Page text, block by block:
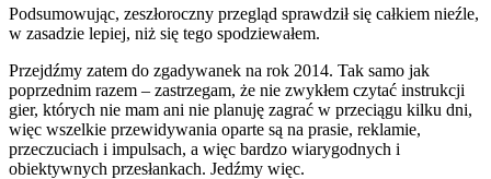
Podsumowując, zeszłoroczny przegląd sprawdził się całkiem nieźle,
w zasadzie lepiej, niż się tego spodziewałem.
Przejdźmy zatem do zgadywanek na rok 2014. Tak samo jak
poprzednim razem – zastrzegam, że nie zwykłem czytać instrukcji
gier, których nie mam ani nie planuję zagrać w przeciągu kilku dni,
więc wszelkie przewidywania oparte są na prasie, reklamie,
przeczuciach i impulsach, a więc bardzo wiarygodnych i
obiektywnych przesłankach. Jedźmy więc.